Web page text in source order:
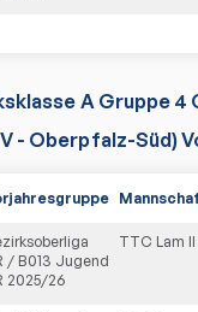
A Gruppe 4
- Oberpfalz-Süd)
/ B013 Jugend
2025/26
TTC Lam II